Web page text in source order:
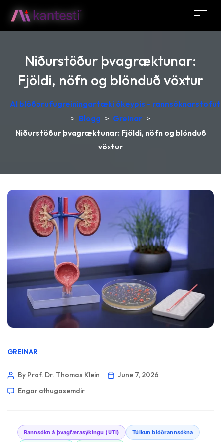
Niðurstöður þvagræktunar:
Fjöldi, nöfn og blönduð vöxtur
AI blóðprufugreiningartæki ókeypis –
> Blogg > Greinar >
Niðurstöður þvagræktunar: Fjöldi, nöfn og blönduð
vöxtur
GREINAR
By Prof. Dr. Thomas Klein
June 7, 2026
Engar athugasemdir
Rannsókn á þvagfærasýkingu (UTI) Túlkun blóðrannsókna